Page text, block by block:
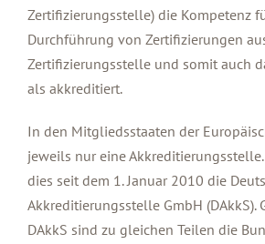
Zertifizierungsstelle) die Kompetenz
Durchführung von Zertifizierungen
Zertifizierungsstelle und somit auch
als akkreditiert.
In den Mitgliedsstaaten der
jeweils nur eine
dies seit dem 1. Januar 2010 die
Akkreditierungsstelle GmbH (DAkkS).
DAkkS sind zu gleichen Teilen die